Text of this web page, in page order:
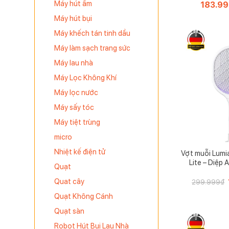
Máy hút ẩm
Máy hút bụi
Máy khếch tán tinh dầu
Máy làm sạch trang sức
Máy lau nhà
Máy Lọc Không Khí
Máy lọc nước
Máy sấy tóc
Máy tiệt trùng
micro
Nhiệt kế điện tử
Quạt
Quat cây
Quạt Không Cánh
Quạt sàn
Robot Hút Bụi Lau Nhà
Giá
Vợt muỗi
Lite – Diệp
299.999₫